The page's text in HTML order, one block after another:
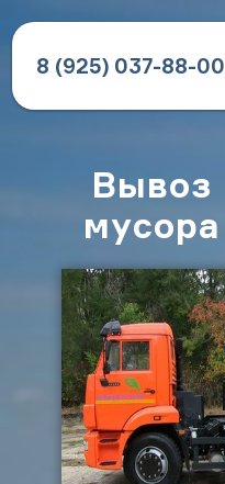
8 (925) 037-88-00
Вывоз
мусора